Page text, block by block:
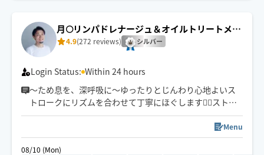
月🌕リンパドレナージュ＆オイルトリートメン
ト4.9(272 reviews) シルバー
Login Status: Within 24 hours
〜ため息を、深呼吸に〜ゆったりとじんわり心地よいス
トロークにリズムを合わせて丁寧にほぐします💆‍♀ストレ
ス/不眠/ホルモンバランス・自律神経の乱れ/不定愁訴/冷
え/乾燥/浮腫み/便秘/PMS等の悩みお任せください💪働く
お忙しい方、専業主婦さん、子育て中のママさん、学生
さんからのご予約が増えてます✨施術中お子さまやペット
Menu
08/10 (Mon)